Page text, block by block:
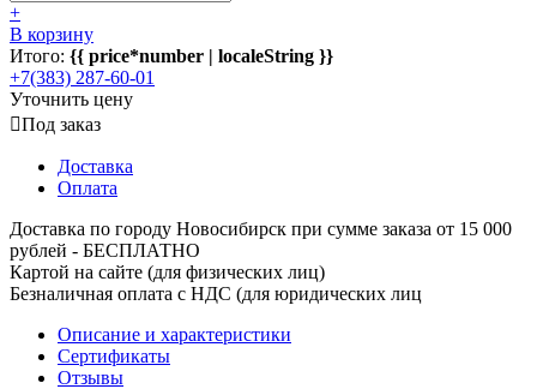
+
В корзину
Итого: {{ price*number | localeString }}
+7(383) 287-60-01
Уточнить цену
Под заказ
Доставка
Оплата
Доставка по городу Новосибирск при сумме заказа от 15 000
рублей - БЕСПЛАТНО
Картой на сайте (для физических лиц)
Безналичная оплата с НДС (для юридических лиц
Описание и характеристики
Сертификаты
Отзывы